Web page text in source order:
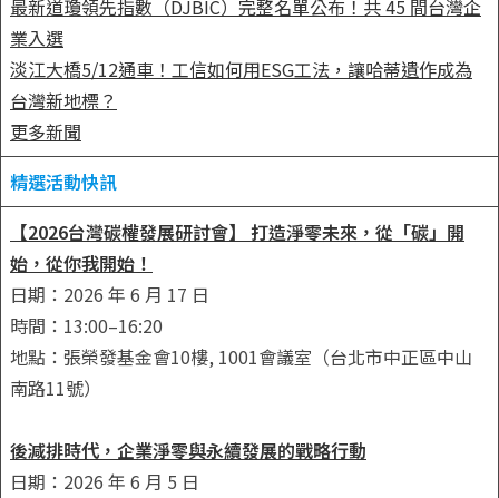
最新道瓊領先指數（DJBIC）完整名單公布！共 45 間台灣企
業入選
淡江大橋5/12通車！工信如何用ESG工法，讓哈蒂遺作成為
台灣新地標？
更多新聞
精選活動快訊
【2026台灣碳權發展研討會】 打造淨零未來，從「碳」開
始，從你我開始！
日期：2026 年 6 月 17 日
時間：13:00–16:20
地點：張榮發基金會10樓, 1001會議室（台北市中正區中山
南路11號）
後減排時代，企業淨零與永續發展的戰略行動
日期：2026 年 6 月 5 日